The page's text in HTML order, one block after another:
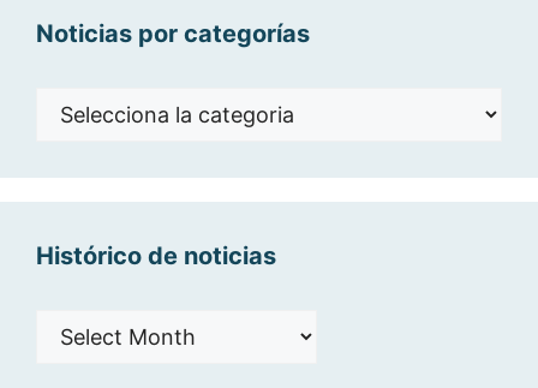
Noticias por categorías
Noticias
Histórico de noticias
Histórico